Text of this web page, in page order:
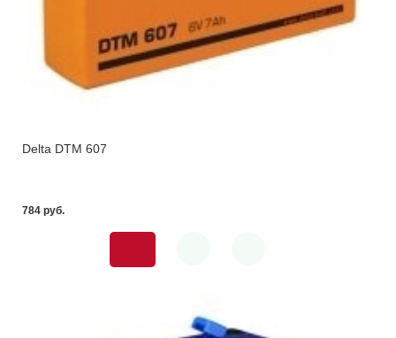
Delta DTM 607
784 pуб.